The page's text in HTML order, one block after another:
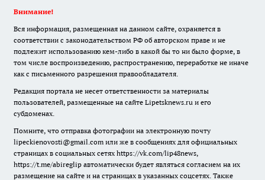
Внимание!
Вся информация, размещенная на данном сайте, охраняется в
соответствии с законодательством РФ об авторском праве и не
подлежит использованию кем-либо в какой бы то ни было форме, в
том числе воспроизведению, распространению, переработке не иначе
как с письменного разрешения правообладателя.
Редакция портала не несет ответственности за материалы
пользователей, размещенные на сайте Lipetsknews.ru и его
субдоменах.
Помните, что отправка фотографии на электронную почту
lipeckienovosti@gmail.com или же в сообщениях для официальных
страницах в социальных сетях https://vk.com/lip48news,
https://t.me/abireglip автоматически будет являться согласием на их
размещение на сайте и на страницах в указанных соцсетях. Также